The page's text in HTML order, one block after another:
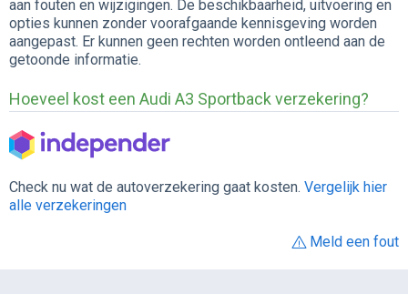
aan fouten en wijzigingen. De beschikbaarheid, uitvoering en
opties kunnen zonder voorafgaande kennisgeving worden
aangepast. Er kunnen geen rechten worden ontleend aan de
getoonde informatie.
Hoeveel kost een Audi A3 Sportback verzekering?
Check nu wat de autoverzekering gaat kosten. Vergelijk hier
alle verzekeringen
Meld een fout